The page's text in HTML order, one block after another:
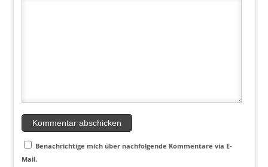
Benachrichtige mich über nachfolgende Kommentare via E-
Mail.